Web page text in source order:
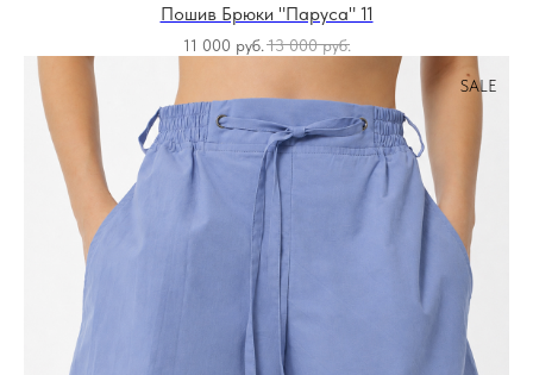
Пошив Брюки "Паруса" 11
11 000 руб. 13 000 руб.
SALE